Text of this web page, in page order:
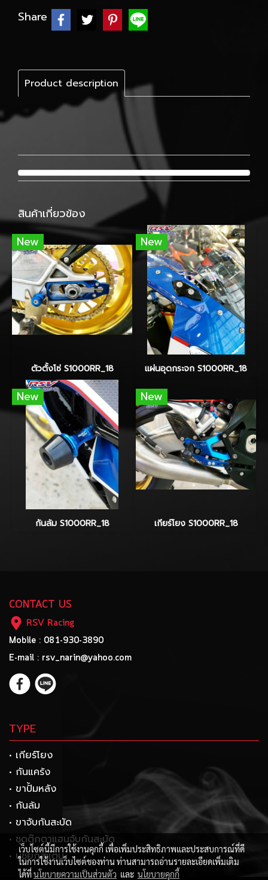
Share
Product description
สินค้าเกี่ยวข้อง
New
ตัวตั้งโซ่ S1000RR_18
New
แผ่นอุดกระจก S1000RR_18
New
กันล้ม S1000RR_18
New
เกียร์โยง S1000RR_18
CONTACT US
RSV Racing
Mobile : 081-930-3890
E-mail : rsv_narin@yahoo.com
TYPE
• เกียร์โยง
• กันแคร้ง
• ขาปั้มหลัง
• กันล้ม
• ขาจับกันสะบัด
• ชุดตุ๊กตาแฮนจับกันสะบัด
• บูชยกสแตน
เว็บไซต์นี้มีการใช้งานคุกกี้ เพื่อเพิ่มประสิทธิภาพและประสบการณ์ที่ดี
ในการใช้งานเว็บไซต์ของท่าน ท่านสามารถอ่านรายละเอียดเพิ่มเติม
ได้ที่นโยบายความเป็นส่วนตัว และ นโยบายคุกกี้